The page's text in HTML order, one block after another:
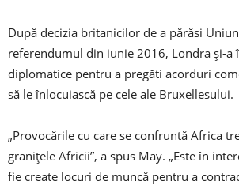
După decizia britanicilor de a părăsi
referendumul din iunie 2016, Londra şi-a
diplomatice pentru a pregăti acorduri
să le înlocuiască pe cele ale Bruxellesului.
„Provocările cu care se confruntă Africa
graniţele Africii”, a spus May. „Este în
fie create locuri de muncă pentru a